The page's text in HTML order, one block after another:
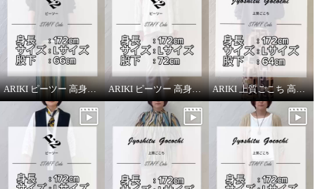
ARIKI ピーツー 高身長スタッフがはいてみました！ ARIKI ピーツー 高身長スタッフがはいてみました！ ARIKI 上質ごこち 高身長スタッフがはいてみました！